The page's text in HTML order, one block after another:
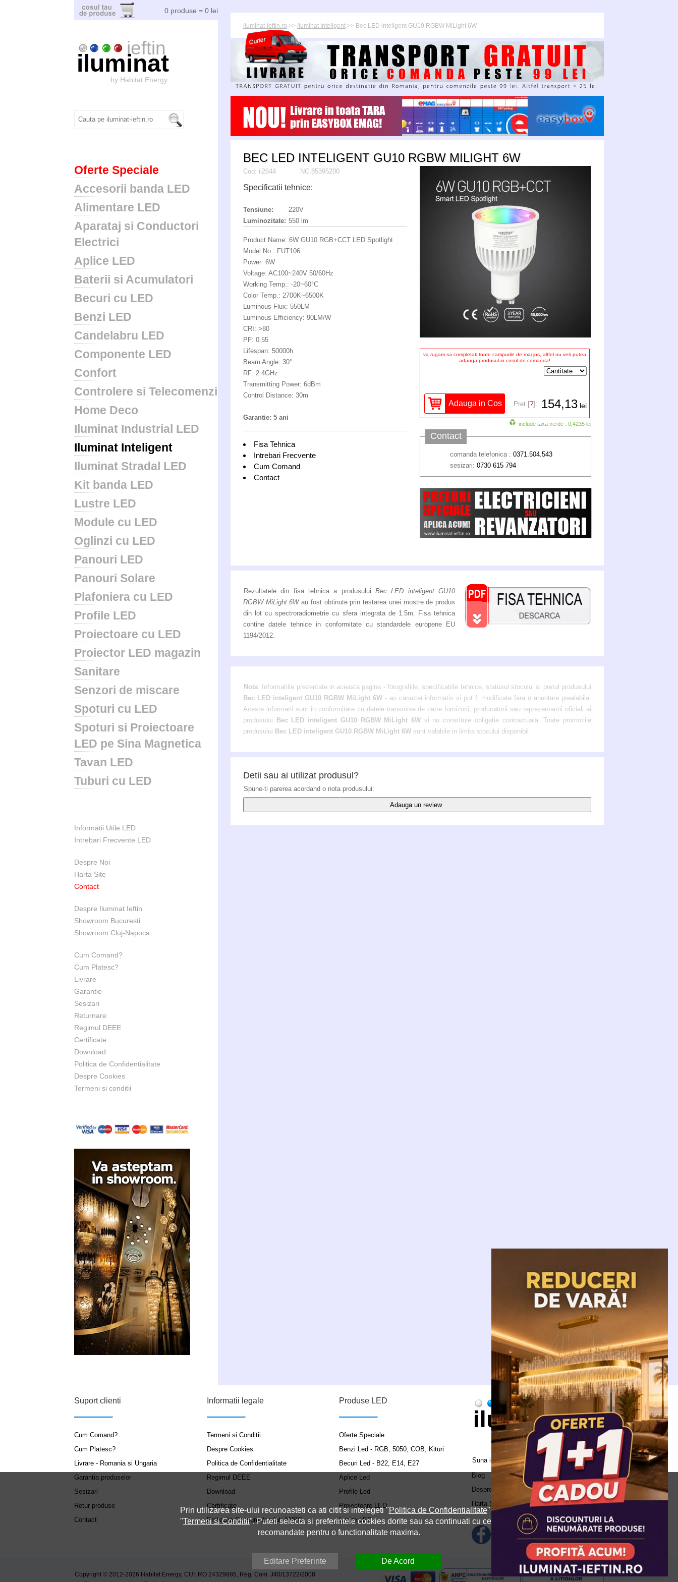
0 produse = 0 lei
ieftin
iluminat
by Habitat Energy
Oferte Speciale
Accesorii banda LED
Alimentare LED
Aparataj si Conductori
Electrici
Aplice LED
Baterii si Acumulatori
Becuri cu LED
Benzi LED
Candelabru LED
Componente LED
Confort
Controlere si Telecomenzi
Home Deco
Iluminat Industrial LED
Iluminat Inteligent
Iluminat Stradal LED
Kit banda LED
Lustre LED
Module cu LED
Oglinzi cu LED
Panouri LED
Panouri Solare
Plafoniera cu LED
Profile LED
Proiectoare cu LED
Proiector LED magazin
Sanitare
Senzori de miscare
Spoturi cu LED
Spoturi si Proiectoare
LED pe Sina Magnetica
Tavan LED
Tuburi cu LED
Informatii Utile LED
Intrebari Frecvente LED
Despre Noi
Harta Site
Contact
Despre Iluminat Ieftin
Showroom Bucuresti
Showroom Cluj-Napoca
Cum Comand?
Cum Platesc?
Livrare
Garantie
Sesizari
Returnare
Regimul DEEE
Certificate
Download
Politica de Confidentialitate
Despre Cookies
Termeni si conditii
iluminat-ieftin.ro >> Iluminat Inteligent >> Bec LED inteligent GU10 RGBW MiLight 6W
BEC LED INTELIGENT GU10 RGBW MILIGHT 6W
Cod: ii2644 NC:85395200
Specificatii tehnice:
Tensiune:
220V
Luminozitate: 550 lm
Product Name: 6W GU10 RGB+CCT LED Spotlight
Model No.: FUT106
Power: 6W
Voltage: AC100~240V 50/60Hz
Working Temp.: -20~60°C
Color Temp.: 2700K~6500K
Luminous Flux: 550LM
Luminous Efficiency: 90LM/W
CRI: >80
PF: 0.55
Lifespan: 50000h
Beam Angle: 30°
RF: 2.4GHz
Transmitting Power: 6dBm
Control Distance: 30m
Garantie: 5 ani
Fisa Tehnica
Intrebari Frecvente
Cum Comand
Contact
va rugam sa completati toate campurile de mai jos, altfel nu veti putea
adauga produsul in cosul de comanda!
Pret [?]: 154,13 lei
include taxa verde : 0,4235 lei
Contact
comanda telefonica : 0371.504.543
sesizari: 0730 615 794
Rezultatele din fisa tehnica a produsului Bec LED inteligent GU10
RGBW MiLight 6Wau fost obtinute prin testarea unei mostre de produs
din lot cu spectroradiometrie cu sfera integrata de 1.5m. Fisa tehnica
contine datele tehnice in conformitate cu standardele europene EU
1194/2012.
Nota: Informatiile prezentate in aceasta pagina - fotografiile, specificatiile tehnice, statusul stocului si pretul produsului
Bec LED inteligent GU10 RGBW MiLight 6W - au caracter informativ si pot fi modificate fara o anuntare prealabila.
Aceste informatii sunt in conformitate cu datele transmise de catre furnizorii, producatorii sau reprezentantii oficiali ai
produsului
Bec LED inteligent GU10 RGBW MiLight 6W si nu constituie obligatie contractuala. Toate promotiile
produsului Bec LED inteligent GU10 RGBW MiLight 6W sunt valabile in limita stocului disponibil.
Detii sau ai utilizat produsul?
Spune-ti parerea acordand o nota produsului:
Adauga un review
Suport clienti
Cum Comand?
Cum Platesc?
Livrare - Romania si Ungaria
Garantia produselor
Sesizari
Retur produse
Contact
Informatii legale
Termeni si Conditii
Despre Cookies
Politica de Confidentialitate
Regimul DEEE
Download
Certificate
Protecția Consumatorului: ANPC
Produse LED
Oferte Speciale
Benzi Led - RGB, 5050, COB, Kituri
Becuri Led - B22, E14, E27
Aplice Led
Profile Led
Proiectoare LED
Lustre LED
Suna in call center:
0371.504.543
Blog
Despre Noi
Harta Site
Copyright © 2012-2026 Habitat Energy, CUI: RO 24329885, Reg. Com. J40/13722/2008
Prin utilizarea site-ului recunoasteti ca ati citit si intelegeti "Politica de Confidentialitate" si
"Termeni si Conditii". Puteti selecta si preferintele cookies dorite sau sa continuati cu cele
recomandate pentru o functionalitate maxima.
Editare Preferinte De Acord